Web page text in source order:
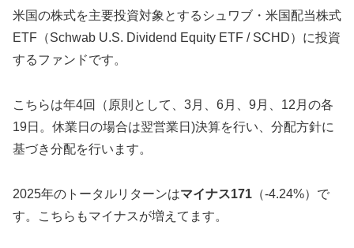
米国の株式を主要投資対象とするシュワブ・米国配当株式
ETF（Schwab U.S. Dividend Equity ETF / SCHD）に投資
するファンドです。
こちらは年4回（原則として、3月、6月、9月、12月の各
19日。休業日の場合は翌営業日)決算を行い、分配方針に
基づき分配を行います。
2025年のトータルリターンはマイナス171 （-4.24%）で
す。こちらもマイナスが増えてます。